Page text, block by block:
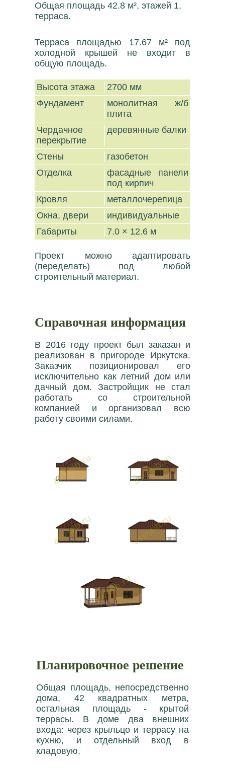
Общая площадь 42.8 м², этажей 1,
терраса.
Терраса площадью 17.67 м² под
холодной крышей не входит в
общую площадь.
Высота этажа
2700 мм
Фундамент
монолитная ж/б
плита
Чердачное
перекрытие
деревянные балки
Стены
газобетон
Отделка
фасадные панели
под кирпич
Кровля
металлочерепица
Окна, двери
индивидуальные
Габариты
7.0 × 12.6 м
Проект можно адаптировать
(переделать) под любой
строительный материал.
Справочная информация
В 2016 году проект был заказан и
реализован в пригороде Иркутска.
Заказчик позиционировал его
исключительно как летний дом или
дачный дом. Застройщик не стал
работать со строительной
компанией и организовал всю
работу своими силами.
Планировочное решение
Общая площадь, непосредственно
дома, 42 квадратных метра,
остальная площадь - крытой
террасы. В доме два внешних
входа: через крыльцо и террасу на
кухню, и отдельный вход в
кладовую.